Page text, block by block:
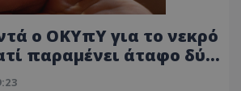
ο ΟΚΥπΥ για το νεκρό
παραμένει άταφο δύο
τον θάνατό του